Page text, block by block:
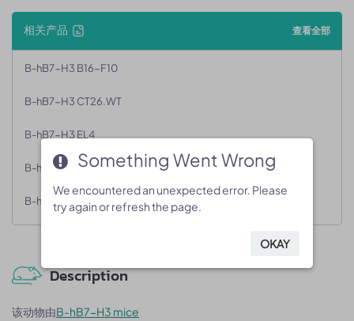
相关产品 查看全部
B-hB7-H3 B16-F10
B-hB7-H3 CT26.WT
B-hB7-H3 EL4
B-hB7-H3 LLC1
B-hB7-H3 MC38
Description
该动物由B-hB7-H3 mice
Something Went Wrong
We encountered an unexpected error. Please
try again or refresh the page.
OKAY
Something Went Wrong
We encountered an unexpected error. Please
try again or refresh the page.
OKAY